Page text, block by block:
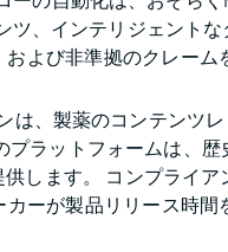
ツ、インテリジェント
よび非準拠のクレー
、製薬のコンテンツ
プラットフォームは、
します。 コンプライ
ーが製品リリース時